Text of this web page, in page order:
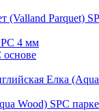
(Valland Parquet)
4 мм
основе
Елка
Wood) SPC